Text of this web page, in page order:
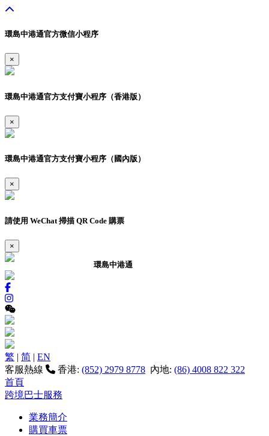
環島中港通官方微信小程序
×
環島中港通官方支付寶小程序（香港版）
×
環島中港通官方支付寶小程序（國內版）
×
請使用 WeChat 掃描 QR Code 購票
×
環島中港通
繁 | 简 | EN
客服熱線
香港: (852) 2979 8778 內地: (86) 4008 822 322
首頁
跨境巴士服務
業務簡介
購買車票